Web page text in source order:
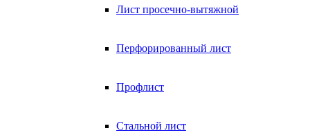
Лист просечно-вытяжной
Перфорированный лист
Профлист
Стальной лист